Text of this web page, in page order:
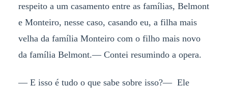
respeito a um casamento entre as famílias, Belmont
e Monteiro, nesse caso, casando eu, a filha mais
velha da família Monteiro com o filho mais novo
da família Belmont.— Contei resumindo a opera.
— E isso é tudo o que sabe sobre isso?— Ele